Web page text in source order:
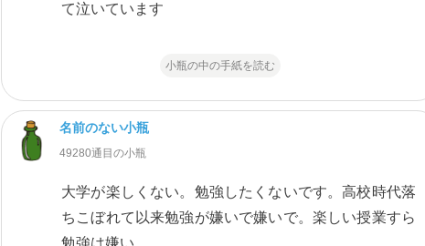
て泣いています
小瓶の中の手紙を読む
名前のない小瓶
49280通目の小瓶
大学が楽しくない。勉強したくないです。高校時代落
ちこぼれて以来勉強が嫌いで嫌いで。楽しい授業すら